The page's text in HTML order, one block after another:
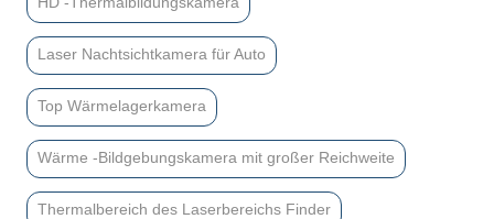
Laser Nachtsichtkamera für Auto
Top Wärmelagerkamera
Wärme -Bildgebungskamera mit großer Reichweite
Thermalbereich des Laserbereichs Finder